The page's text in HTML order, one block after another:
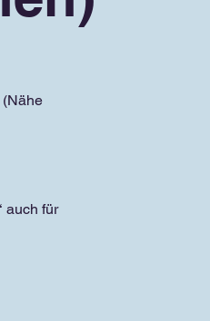
auch für